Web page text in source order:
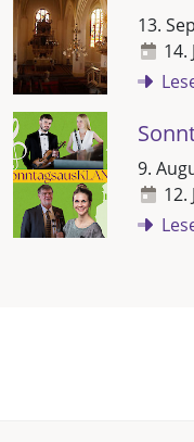
13.
14.
9.
12.